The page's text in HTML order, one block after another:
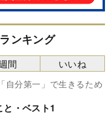
ンキング
自分第一」で生きるため
と・ベスト1
間 いいね